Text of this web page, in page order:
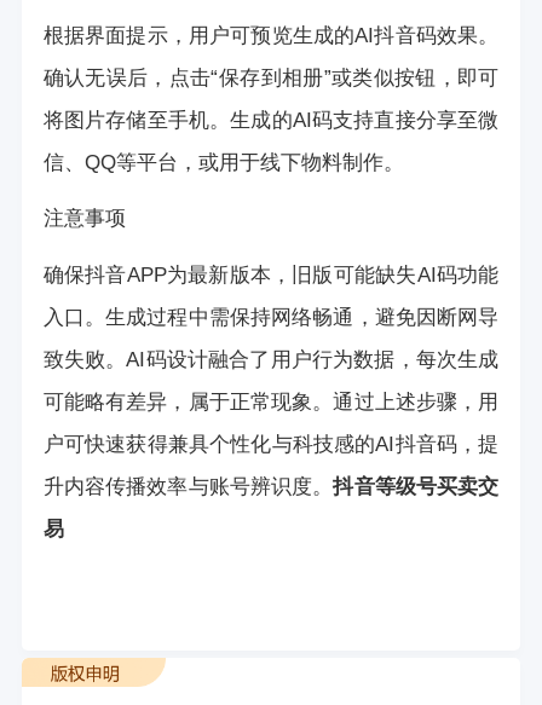
根据界面提示，用户可预览生成的AI抖音码效果。
确认无误后，点击“保存到相册”或类似按钮，即可
将图片存储至手机。生成的AI码支持直接分享至微
信、QQ等平台，或用于线下物料制作。
注意事项
确保抖音APP为最新版本，旧版可能缺失AI码功能
入口。生成过程中需保持网络畅通，避免因断网导
致失败。AI码设计融合了用户行为数据，每次生成
可能略有差异，属于正常现象。通过上述步骤，用
户可快速获得兼具个性化与科技感的AI抖音码，提
升内容传播效率与账号辨识度。抖音等级号买卖交
易